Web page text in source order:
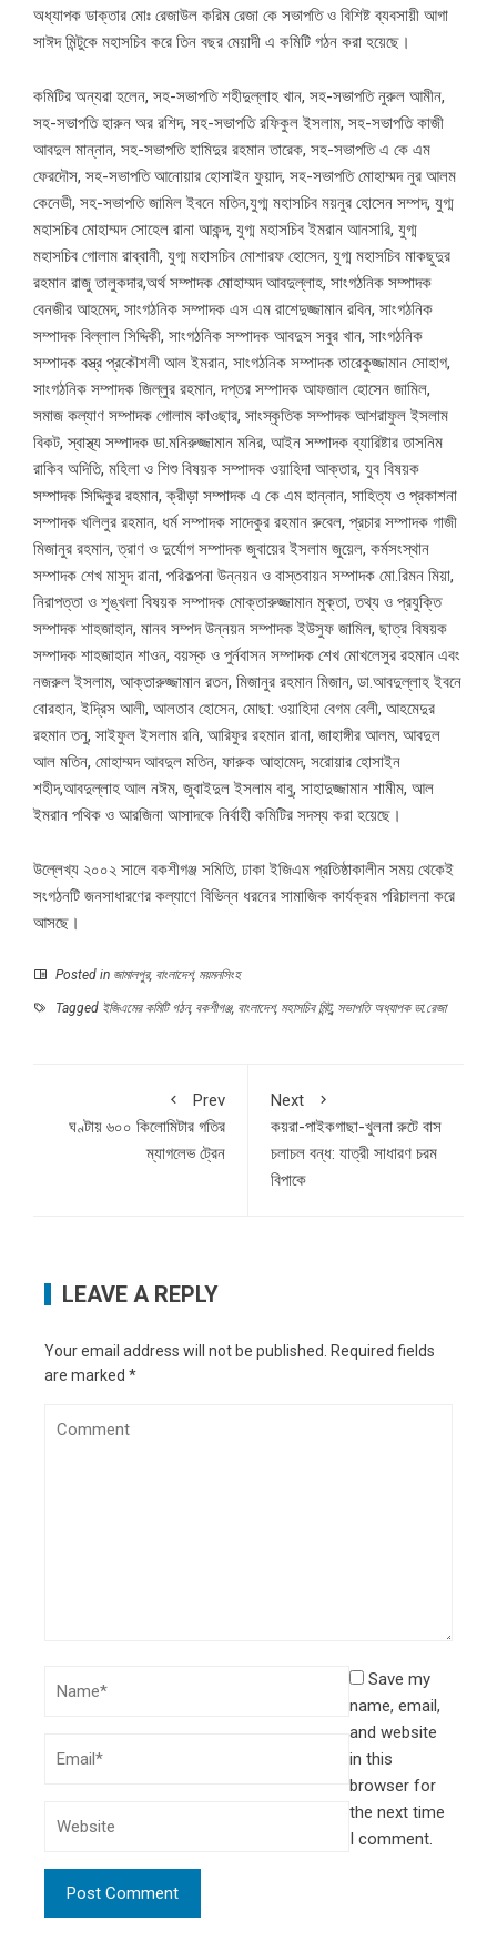
অধ্যাপক ডাক্তার মোঃ রেজাউল করিম রেজা কে সভাপতি ও বিশিষ্ট ব্যবসায়ী আগা
সাঈদ মিন্টুকে মহাসচিব করে তিন বছর মেয়াদী এ কমিটি গঠন করা হয়েছে।
কমিটির অন্যরা হলেন, সহ-সভাপতি শহীদুল্লাহ খান, সহ-সভাপতি নুরুল আমীন,
সহ-সভাপতি হারুন অর রশিদ, সহ-সভাপতি রফিকুল ইসলাম, সহ-সভাপতি কাজী
আবদুল মান্নান, সহ-সভাপতি হামিদুর রহমান তারেক, সহ-সভাপতি এ কে এম
ফেরদৌস, সহ-সভাপতি আনোয়ার হোসাইন ফুয়াদ, সহ-সভাপতি মোহাম্মদ নুর আলম
কেনেডী, সহ-সভাপতি জামিল ইবনে মতিন,যুগ্ম মহাসচিব ময়নুর হোসেন সম্পদ, যুগ্ম
মহাসচিব মোহাম্মদ সোহেল রানা আকন্দ, যুগ্ম মহাসচিব ইমরান আনসারি, যুগ্ম
মহাসচিব গোলাম রাব্বানী, যুগ্ম মহাসচিব মোশারফ হোসেন, যুগ্ম মহাসচিব মাকছুদুর
রহমান রাজু তালুকদার,অর্থ সম্পাদক মোহাম্মদ আবদুল্লাহ, সাংগঠনিক সম্পাদক
বেনজীর আহমেদ, সাংগঠনিক সম্পাদক এস এম রাশেদুজ্জামান রবিন, সাংগঠনিক
সম্পাদক বিল্লাল সিদ্দিকী, সাংগঠনিক সম্পাদক আবদুস সবুর খান, সাংগঠনিক
সম্পাদক বস্ত্র প্রকৌশলী আল ইমরান, সাংগঠনিক সম্পাদক তারেকুজ্জামান সোহাগ,
সাংগঠনিক সম্পাদক জিল্লুর রহমান, দপ্তর সম্পাদক আফজাল হোসেন জামিল,
সমাজ কল্যাণ সম্পাদক গোলাম কাওছার, সাংস্কৃতিক সম্পাদক আশরাফুল ইসলাম
বিকট, স্বাস্থ্য সম্পাদক ডা.মনিরুজ্জামান মনির, আইন সম্পাদক ব্যারিষ্টার তাসনিম
রাকিব অদিতি, মহিলা ও শিশু বিষয়ক সম্পাদক ওয়াহিদা আক্তার, যুব বিষয়ক
সম্পাদক সিদ্দিকুর রহমান, ক্রীড়া সম্পাদক এ কে এম হান্নান, সাহিত্য ও প্রকাশনা
সম্পাদক খলিলুর রহমান, ধর্ম সম্পাদক সাদেকুর রহমান রুবেল, প্রচার সম্পাদক গাজী
মিজানুর রহমান, ত্রাণ ও দুর্যোগ সম্পাদক জুবায়ের ইসলাম জুয়েল, কর্মসংস্থান
সম্পাদক শেখ মাসুদ রানা, পরিকল্পনা উন্নয়ন ও বাস্তবায়ন সম্পাদক মো.রিমন মিয়া,
নিরাপত্তা ও শৃঙ্খলা বিষয়ক সম্পাদক মোক্তারুজ্জামান মুক্তা, তথ্য ও প্রযুক্তি
সম্পাদক শাহজাহান, মানব সম্পদ উন্নয়ন সম্পাদক ইউসুফ জামিল, ছাত্র বিষয়ক
সম্পাদক শাহজাহান শাওন, বয়স্ক ও পুর্নবাসন সম্পাদক শেখ মোখলেসুর রহমান এবং
নজরুল ইসলাম, আক্তারুজ্জামান রতন, মিজানুর রহমান মিজান, ডা.আবদুল্লাহ ইবনে
বোরহান, ইদ্রিস আলী, আলতাব হোসেন, মোছা: ওয়াহিদা বেগম বেলী, আহমেদুর
রহমান তনু, সাইফুল ইসলাম রনি, আরিফুর রহমান রানা, জাহাঙ্গীর আলম, আবদুল
আল মতিন, মোহাম্মদ আবদুল মতিন, ফারুক আহামেদ, সরোয়ার হোসাইন
শহীদ,আবদুল্লাহ আল নঈম, জুবাইদুল ইসলাম বাবু, সাহাদুজ্জামান শামীম, আল
ইমরান পথিক ও আরজিনা আসাদকে নির্বাহী কমিটির সদস্য করা হয়েছে।
উল্লেখ্য ২০০২ সালে বকশীগঞ্জ সমিতি, ঢাকা ইজিএম প্রতিষ্ঠাকালীন সময় থেকেই
সংগঠনটি জনসাধারণের কল্যাণে বিভিন্ন ধরনের সামাজিক কার্যক্রম পরিচালনা করে
আসছে।
Posted in জামালপুর, বাংলাদেশ, ময়মনসিংহ
Tagged ইজিএমের কমিটি গঠন, বকশীগঞ্জ, বাংলাদেশ, মহাসচিব মিন্টু, সভাপতি অধ্যাপক ডা.রেজা
Prev
ঘণ্টায় ৬০০ কিলোমিটার গতির
ম্যাগলেভ ট্রেন
Next
কয়রা-পাইকগাছা-খুলনা রুটে বাস
চলাচল বন্ধ: যাত্রী সাধারণ চরম
বিপাকে
LEAVE A REPLY
Your email address will not be published. Required fields
are marked *
Save my
name, email,
and website
in this
browser for
the next time
I comment.